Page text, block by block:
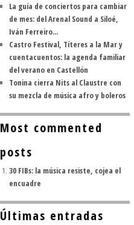
La guía de conciertos para cambiar
de mes: del Arenal Sound a Siloé,
Iván Ferreiro...
Castro Festival, Títeres a la Mar y
cuentacuentos: la agenda familiar
del verano en Castellón
Tonina cierra Nits al Claustre con
su mezcla de música afro y boleros
Most commented
posts
30 FIBs: la música resiste, cojea el
encuadre
Últimas entradas